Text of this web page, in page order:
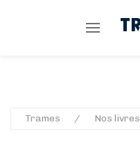
Trames Nos livres